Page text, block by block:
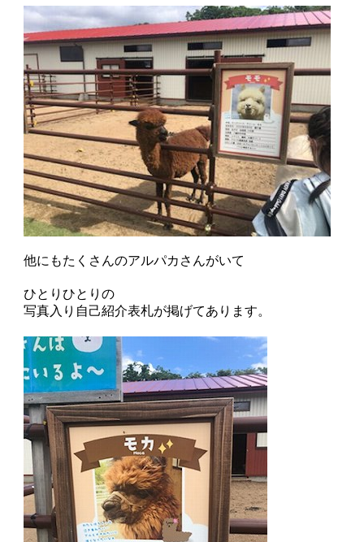
他にもたくさんのアルパカさんがいて
ひとりひとりの
写真入り自己紹介表札が掲げてあります。